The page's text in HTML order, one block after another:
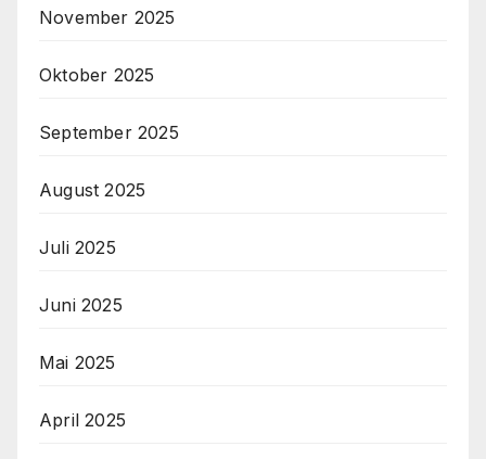
November 2025
Oktober 2025
September 2025
August 2025
Juli 2025
Juni 2025
Mai 2025
April 2025